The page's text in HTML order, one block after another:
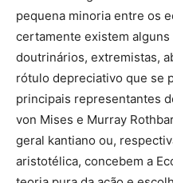
pequena minoria entre os
certamente existem
doutrinários, extremistas,
rótulo depreciativo que se
principais representantes
von Mises e Murray
geral kantiano ou,
aristotélica, concebem a